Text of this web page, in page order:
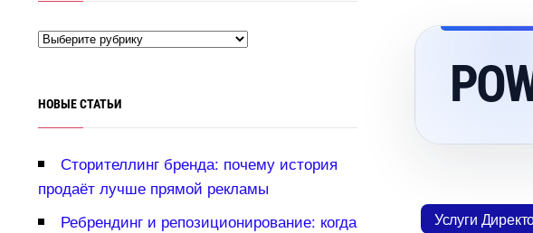
Услуги
НОВЫЕ СТАТЬИ
Сторителлинг бренда: почему история
продаёт лучше прямой рекламы
Ребрендинг и репозиционирование: когда